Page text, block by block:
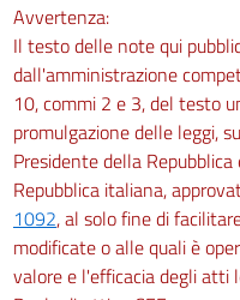
28
29
30
Avvertenza:
Il testo delle note qui
dall'amministrazione
10, commi 2 e 3, del testo
promulgazione delle leggi,
Presidente della
Repubblica italiana,
1092, al solo fine di
modificate o alle quali è
valore e l'efficacia degli atti